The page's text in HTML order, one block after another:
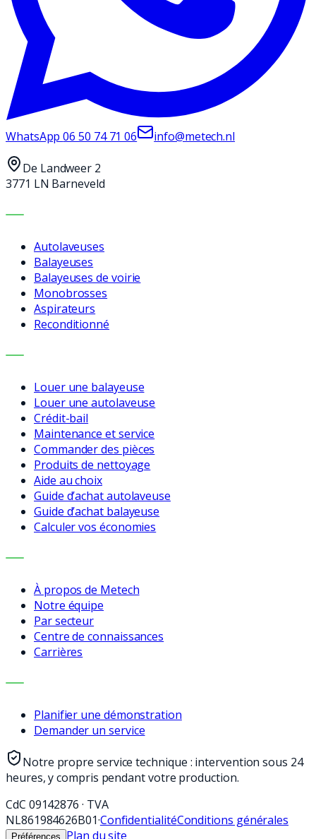
WhatsApp06 50 74 71 06 info@metech.nl
De Landweer 2
3771 LN Barneveld
MACHINES
Autolaveuses
Balayeuses
Balayeuses de voirie
Monobrosses
Aspirateurs
Reconditionné
SERVICES
Louer une balayeuse
Louer une autolaveuse
Crédit-bail
Maintenance et service
Commander des pièces
Produits de nettoyage
Aide au choix
Guide d’achat autolaveuse
Guide d’achat balayeuse
Calculer vos économies
ENTREPRISE
À propos de Metech
Notre équipe
Par secteur
Centre de connaissances
Carrières
CONTACT
Planifier une démonstration
Demander un service
Notre propre service technique : intervention sous 24
heures, y compris pendant votre production.
CdC 09142876 · TVA
NL861984626B01·ConfidentialitéConditions générales
Préférences Plan du site